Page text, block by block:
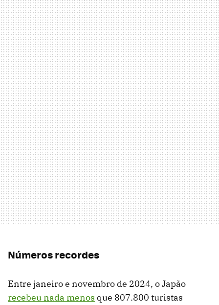
Números recordes
Entre janeiro e novembro de 2024, o Japão
recebeu nada menos que 807.800 turistas